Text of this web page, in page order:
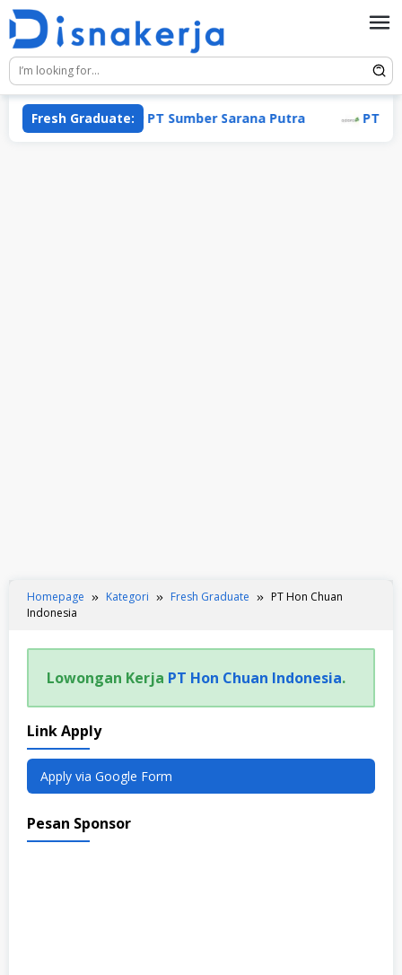
Skip
content
Fresh Graduate:PT Sumber Sarana Putra PT
Homepage Kategori Fresh Graduate
PT Hon Chuan
Indonesia
Lowongan Kerja PT Hon Chuan Indonesia.
Link Apply
Apply via Google Form
Pesan Sponsor